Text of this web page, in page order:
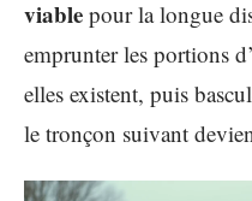
viable pour la longue
emprunter les portions
elles existent, puis
le tronçon suivant